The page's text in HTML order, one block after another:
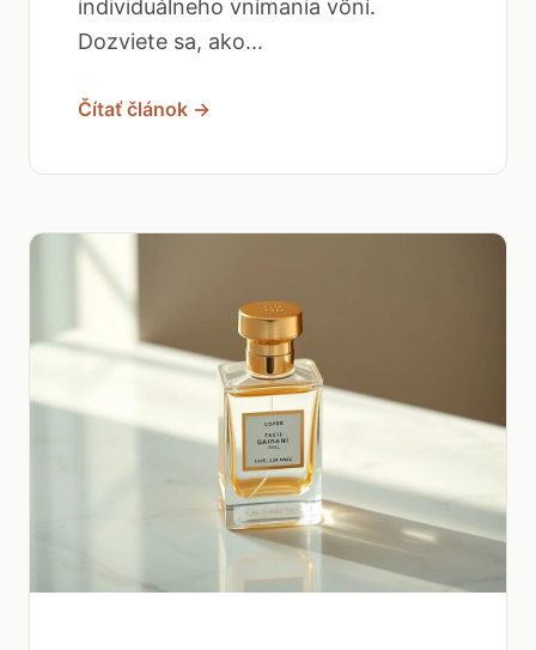
individuálneho vnímania vôní.
Dozviete sa, ako...
Čítať článok →